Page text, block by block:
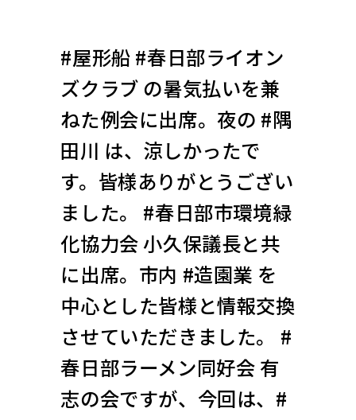
#屋形船 #春日部ライオン
ズクラブ の暑気払いを兼
ねた例会に出席。夜の #隅
田川 は、涼しかったで
す。皆様ありがとうござい
ました。 #春日部市環境緑
化協力会 小久保議長と共
に出席。市内 #造園業 を
中心とした皆様と情報交換
させていただきました。 #
春日部ラーメン同好会 有
志の会ですが、今回は、#